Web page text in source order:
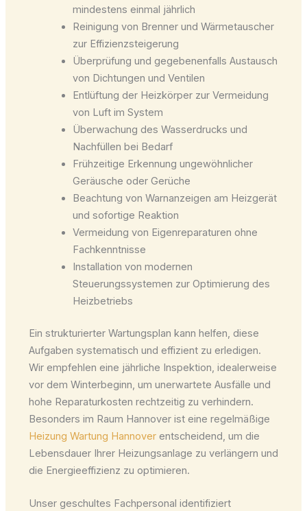
mindestens einmal jährlich
Reinigung von Brenner und Wärmetauscher
zur Effizienzsteigerung
Überprüfung und gegebenenfalls Austausch
von Dichtungen und Ventilen
Entlüftung der Heizkörper zur Vermeidung
von Luft im System
Überwachung des Wasserdrucks und
Nachfüllen bei Bedarf
Frühzeitige Erkennung ungewöhnlicher
Geräusche oder Gerüche
Beachtung von Warnanzeigen am Heizgerät
und sofortige Reaktion
Vermeidung von Eigenreparaturen ohne
Fachkenntnisse
Installation von modernen
Steuerungssystemen zur Optimierung des
Heizbetriebs
Ein strukturierter Wartungsplan kann helfen, diese
Aufgaben systematisch und effizient zu erledigen.
Wir empfehlen eine jährliche Inspektion, idealerweise
vor dem Winterbeginn, um unerwartete Ausfälle und
hohe Reparaturkosten rechtzeitig zu verhindern.
Besonders im Raum Hannover ist eine regelmäßige
Heizung Wartung Hannoverentscheidend, um die
Lebensdauer Ihrer Heizungsanlage zu verlängern und
die Energieeffizienz zu optimieren.
Unser geschultes Fachpersonal identifiziert